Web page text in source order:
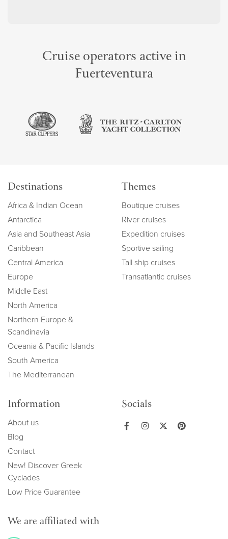
Cruise operators active in
Fuerteventura
Destinations
Africa & Indian Ocean
Antarctica
Asia and Southeast Asia
Caribbean
Central America
Europe
Middle East
North America
Northern Europe &
Scandinavia
Oceania & Pacific Islands
South America
The Mediterranean
Themes
Boutique cruises
River cruises
Expedition cruises
Sportive sailing
Tall ship cruises
Transatlantic cruises
Information
About us
Blog
Contact
New! Discover Greek
Cyclades
Low Price Guarantee
Socials
We are affiliated with